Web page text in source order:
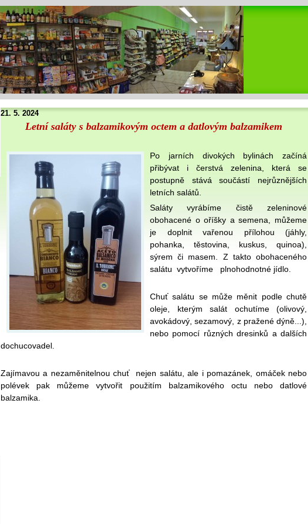
21. 5. 2024
Letní saláty s balzamikovým octem a datlovým balzamikem
Po jarních divokých bylinách začíná
přibývat i čerstvá zelenina, která se
postupně stává součástí nejrůznějších
letních salátů.
Saláty vyrábíme čistě zeleninové
obohacené o oříšky a semena, můžeme
je doplnit vařenou přílohou (jáhly,
pohanka, těstovina, kuskus, quinoa),
sýrem či masem. Z takto obohaceného
salátu vytvoříme plnohodnotné jídlo.
Chuť salátu se může měnit podle chutě
oleje, kterým salát ochutíme (olivový,
avokádový, sezamový, z pražené dýně...),
nebo pomocí různých dresinků a dalších
dochucovadel.
Zajímavou a nezaměnitelnou chuť nejen salátu, ale i pomazánek, omáček nebo
polévek pak můžeme vytvořit použitím balzamikového octu nebo datlové
balzamika.